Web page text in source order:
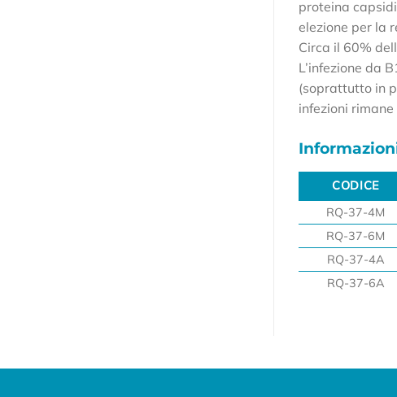
proteina
elezione per la
Circa il 60%
L’infezione da
(soprattutto in
infezioni
CODICE
CODICE
RQ-37-4M
RQ-37-6M
RQ-37-4A
RQ-37-6A